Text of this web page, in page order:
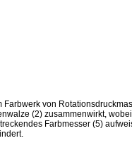
Farbwerk von
(2) zusammenwirkt,
Farbmesser (5)